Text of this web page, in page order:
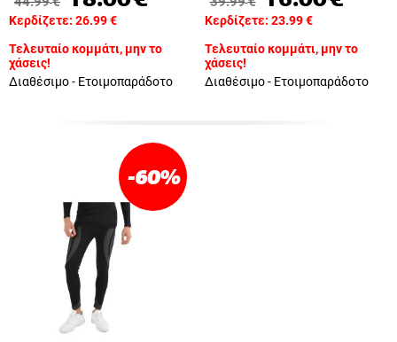
Κερδίζετε: 26.99€
Τελευταίο κομμάτι, μην το
χάσεις!
Διαθέσιμο - Ετοιμοπαράδοτο
Κερδίζετε: 23.99€
Τελευταίο κομμάτι, μην το
χάσεις!
Διαθέσιμο - Ετοιμοπαράδοτο
-60%